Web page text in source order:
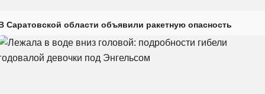
Саратовской области объявили ракетную опасность